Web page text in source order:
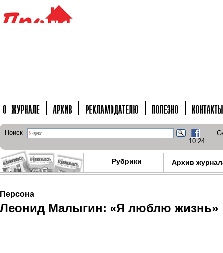
Поиск
10:24
Рубрики Архив
Персона
Леонид Малыгин: «Я люблю жизнь»